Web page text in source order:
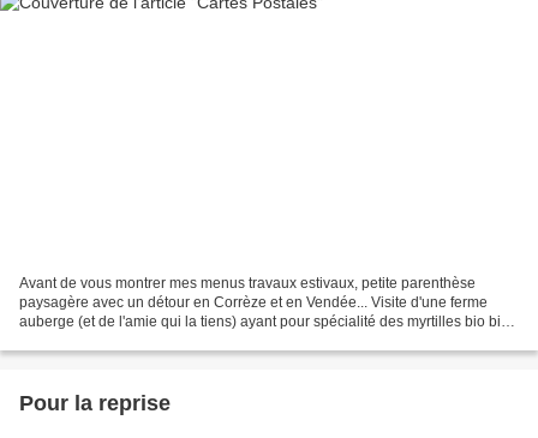
Avant de vous montrer mes menus travaux estivaux, petite parenthèse
paysagère avec un détour en Corrèze et en Vendée... Visite d'une ferme
auberge (et de l'amie qui la tiens) ayant pour spécialité des myrtilles bio bien
Pour la reprise